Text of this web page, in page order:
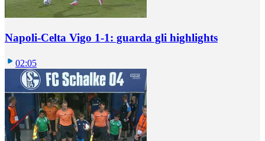
Napoli-Celta Vigo 1-1: guarda gli highlights
02:05